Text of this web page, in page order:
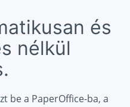
és
nélkül
be a PaperOffice-ba, a